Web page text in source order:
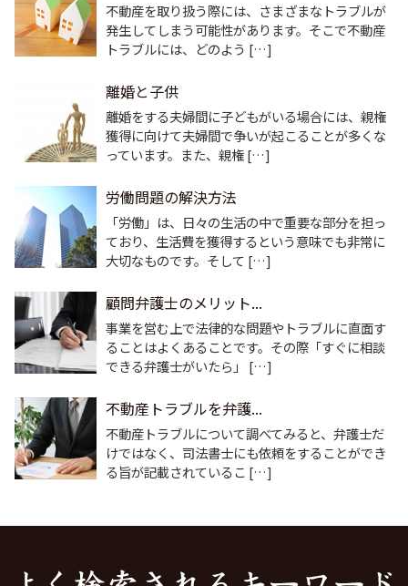
不動産を取り扱う際には、さまざまなトラブルが
発生してしまう可能性があります。そこで不動産
トラブルには、どのよう […]
離婚と子供
離婚をする夫婦間に子どもがいる場合には、親権
獲得に向けて夫婦間で争いが起こることが多くな
っています。また、親権 […]
労働問題の解決方法
「労働」は、日々の生活の中で重要な部分を担っ
ており、生活費を獲得するという意味でも非常に
大切なものです。そして […]
顧問弁護士のメリット...
事業を営む上で法律的な問題やトラブルに直面す
ることはよくあることです。その際「すぐに相談
できる弁護士がいたら」 […]
不動産トラブルを弁護...
不動産トラブルについて調べてみると、弁護士だ
けではなく、司法書士にも依頼をすることができ
る旨が記載されているこ […]